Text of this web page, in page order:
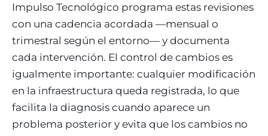
Impulso Tecnológico programa estas revisiones
con una cadencia acordada —mensual o
trimestral según el entorno— y documenta
cada intervención. El control de cambios es
igualmente importante: cualquier modificación
en la infraestructura queda registrada, lo que
facilita la diagnosis cuando aparece un
problema posterior y evita que los cambios no